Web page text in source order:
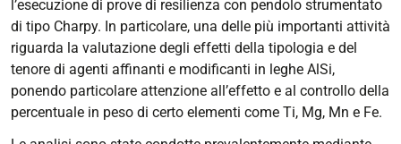
l’esecuzione di prove di resilienza con pendolo strumentato
di tipo Charpy. In particolare, una delle più importanti attività
riguarda la valutazione degli effetti della tipologia e del
tenore di agenti affinanti e modificanti in leghe AlSi,
ponendo particolare attenzione all’effetto e al controllo della
percentuale in peso di certo elementi come Ti, Mg, Mn e Fe.